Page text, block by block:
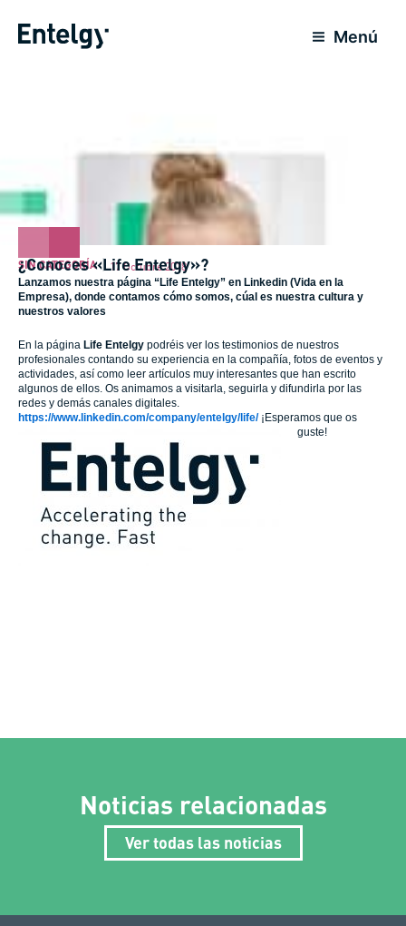
Menú
SIN CATEGORÍA 17 Octubre 2018
¿Conoces «Life Entelgy»?
Lanzamos nuestra página “Life Entelgy” en Linkedin (Vida en la
Empresa), donde contamos cómo somos, cúal es nuestra cultura y
nuestros valores
En la página Life Entelgy podréis ver los testimonios de nuestros
profesionales contando su experiencia en la compañía, fotos de eventos y
actividades, así como leer artículos muy interesantes que han escrito
algunos de ellos. Os animamos a visitarla, seguirla y difundirla por las
redes y demás canales digitales.
https://www.linkedin.com/company/entelgy/life/¡Esperamos que os
guste!
Noticias relacionadas
Ver todas las noticias